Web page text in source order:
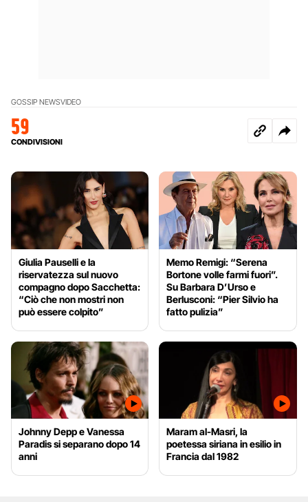
GOSSIP NEWSVIDEO
59
CONDIVISIONI
Giulia Pauselli e la
riservatezza sul nuovo
compagno dopo Sacchetta:
“Ciò che non mostri non
può essere colpito”
Memo Remigi: “Serena
Bortone volle farmi fuori”.
Su Barbara D’Urso e
Berlusconi: “Pier Silvio ha
fatto pulizia”
Johnny Depp e Vanessa
Paradis si separano dopo 14
anni
Maram al-Masri, la
poetessa siriana in esilio in
Francia dal 1982